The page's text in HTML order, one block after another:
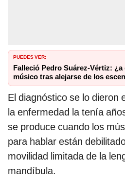
PUEDES VER:
Falleció Pedro Suárez-Vértiz:
músico tras alejarse de los
El diagnóstico se lo dieron
la enfermedad la tenía
se produce cuando los
para hablar están
movilidad limitada de la
mandíbula.